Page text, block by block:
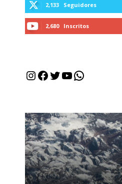
2,133 Seguidores
2,680 Inscritos
Instagram
Facebook
Twitter
Youtube
WhatsApp